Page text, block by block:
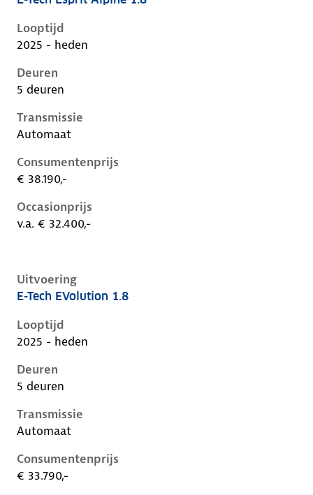
Renault Captur ii-1e-facelift, 1.8, 116 kW, Hybride
Looptijd
2025 - heden
Deuren
5 deuren
Transmissie
Automaat
Consumentenprijs
€ 38.190,-
Occasionprijs
v.a. € 32.400,-
Uitvoering
Renault Captur ii-1e-facelift, 1.8, 116 kW, Hybride
E-Tech EVolution 1.8
Looptijd
2025 - heden
Deuren
5 deuren
Transmissie
Automaat
Consumentenprijs
€ 33.790,-